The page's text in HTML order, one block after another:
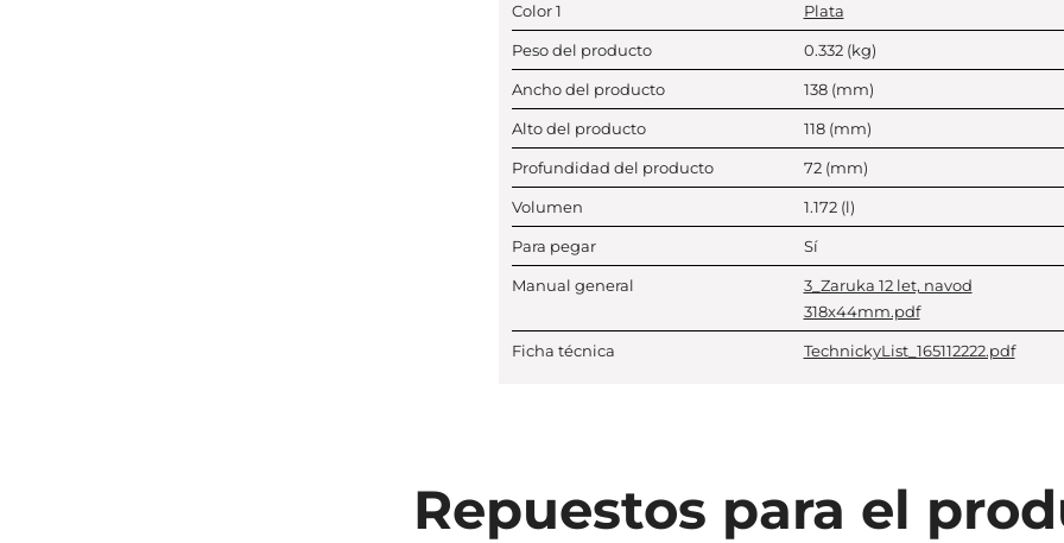
Color 1 Plata
Peso del producto 0.332 (kg)
Ancho del producto 138 (mm)
Alto del producto 118 (mm)
Profundidad del producto 72 (mm)
Volumen 1.172 (l)
Para pegar Sí
Manual general
3_Zaruka 12 let, navod
318x44mm.pdf
Ficha técnica TechnickyList_165112222.pdf
Repuestos para el